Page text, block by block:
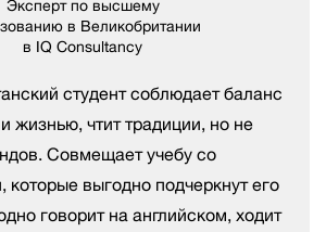
Эксперт по высшему
в Великобритании
в IQ Consultancy
студент соблюдает баланс
жизнью, чтит традиции, но не
Совмещает учебу со
которые выгодно подчеркнут его
говорит на английском, ходит